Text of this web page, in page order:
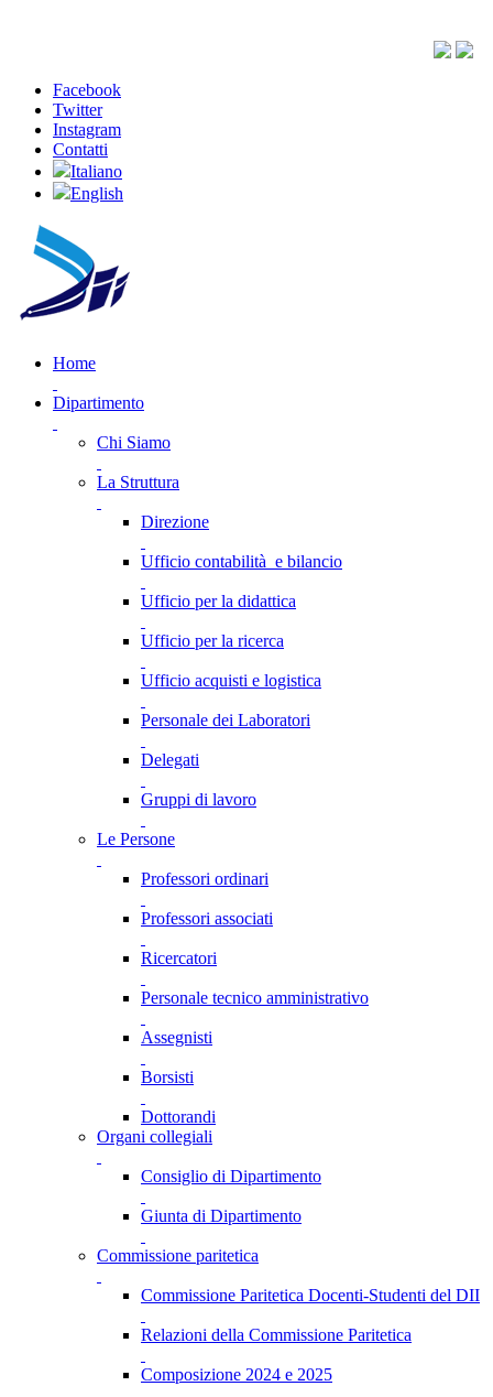
Facebook
Twitter
Instagram
Contatti
Italiano
English
Home
Dipartimento
Chi Siamo
La Struttura
Direzione
Ufficio contabilità e bilancio
Ufficio per la didattica
Ufficio per la ricerca
Ufficio acquisti e logistica
Personale dei Laboratori
Delegati
Gruppi di lavoro
Le Persone
Professori ordinari
Professori associati
Ricercatori
Personale tecnico amministrativo
Assegnisti
Borsisti
Dottorandi
Organi collegiali
Consiglio di Dipartimento
Giunta di Dipartimento
Commissione paritetica
Commissione Paritetica Docenti-Studenti del DII
Relazioni della Commissione Paritetica
Composizione 2024 e 2025